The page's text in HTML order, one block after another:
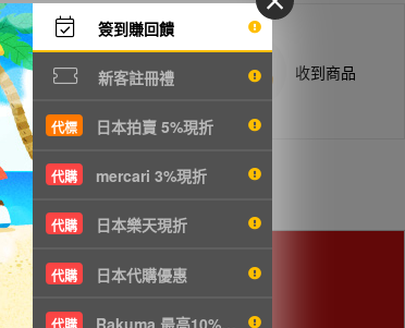
簽到賺回饋
新客註冊禮
代標 日本拍賣 5%現折
代購 mercari 3%現折
代購 日本樂天現折
代購 日本代購優惠
Rakuma 最高10%現折
商品抵台通知出貨 收到商品